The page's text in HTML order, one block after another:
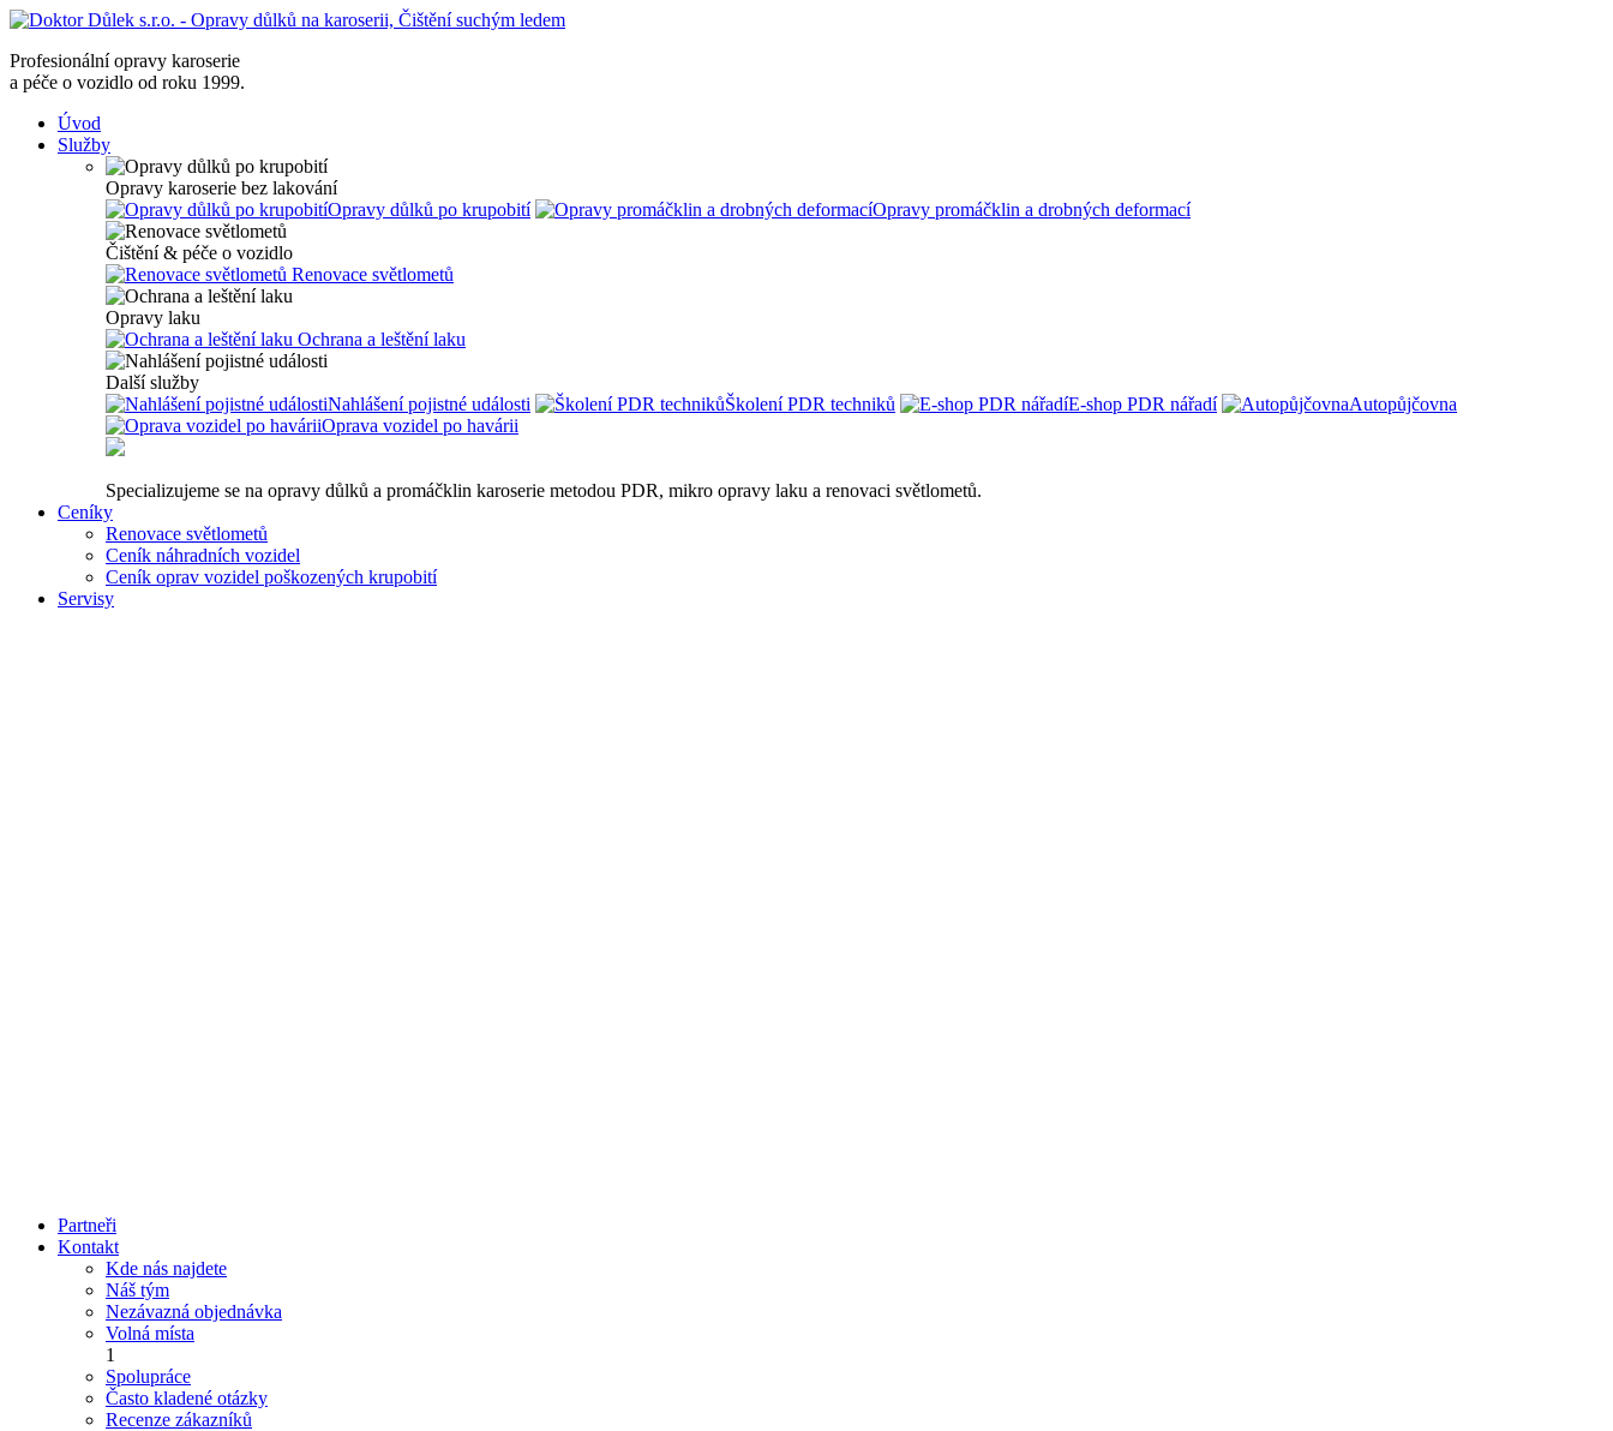
Profesionální opravy karoserie
a péče o vozidlo od roku 1999.
Úvod
Služby
Opravy karoserie bez lakování
Opravy důlků po krupobití
Opravy promáčklin a drobných deformací
Čištění & péče o vozidlo
Renovace světlometů
Opravy laku
Ochrana a leštění laku
Další služby
Nahlášení pojistné události
Školení PDR techniků E-shop PDR nářadí
Autopůjčovna
Oprava vozidel po havárii
Specializujeme se na opravy důlků a promáčklin karoserie metodou PDR, mikro opravy laku a renovaci světlometů.
Ceníky
Renovace světlometů
Ceník náhradních vozidel
Ceník oprav vozidel poškozených krupobití
Servisy
Partneři
Kontakt
Kde nás najdete
Náš tým
Nezávazná objednávka
Volná místa
1
Spolupráce
Často kladené otázky
Recenze zákazníků